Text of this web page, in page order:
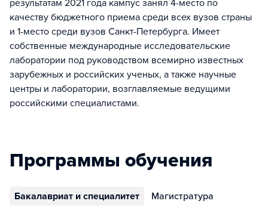
результатам 2021 года кампус занял 4-место по
качеству бюджетного приема среди всех вузов страны
и 1-место среди вузов Санкт-Петербурга. Имеет
собственные международные исследовательские
лаборатории под руководством всемирно известных
зарубежных и российских ученых, а также научные
центры и лаборатории, возглавляемые ведущими
российскими специалистами.
Программы обучения
Бакалавриат и специалитет Магистратура